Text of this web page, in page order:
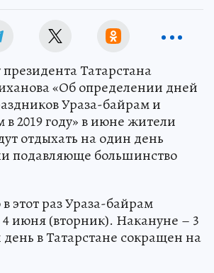
президента Татарстана
«Об определении дней
Ураза-байрам и
2019 году» в июне жители
отдыхать на один день
подавляюще большинство
этот раз Ураза-байрам
июня (вторник). Накануне – 3
в Татарстане сокращен на